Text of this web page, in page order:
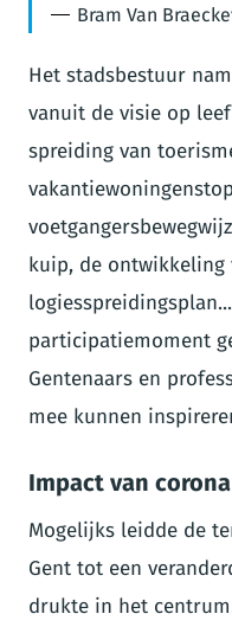
Bram Van
Het stadsbestuur
vanuit de visie op
spreiding van
kuip, de ontwikkeling
participatiemoment
Gentenaars en
mee kunnen
Impact van corona
Mogelijks leidde de
Gent tot een
drukte in het